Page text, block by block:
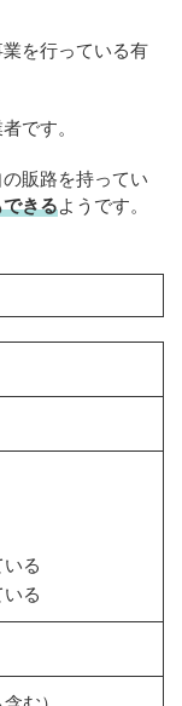
を行っている有
です。
販路を持ってい
きるようです。
る
る